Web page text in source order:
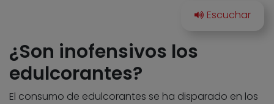
¿Son inofensivos los
edulcorantes?
El consumo de edulcorantes se ha disparado en los